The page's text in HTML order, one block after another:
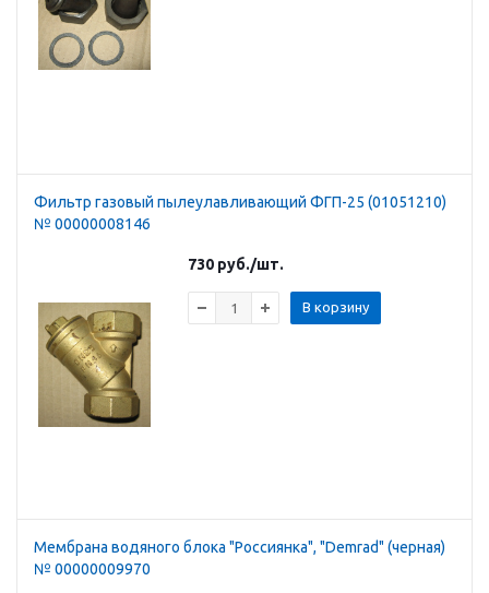
Фильтр газовый пылеулавливающий ФГП-25 (01051210)
№ 00000008146
730 руб./шт.
В корзину
Мембрана водяного блока "Россиянка", "Demrad" (черная)
№ 00000009970